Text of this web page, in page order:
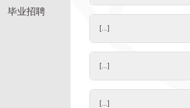
毕业招聘
[...]
[...]
[...]